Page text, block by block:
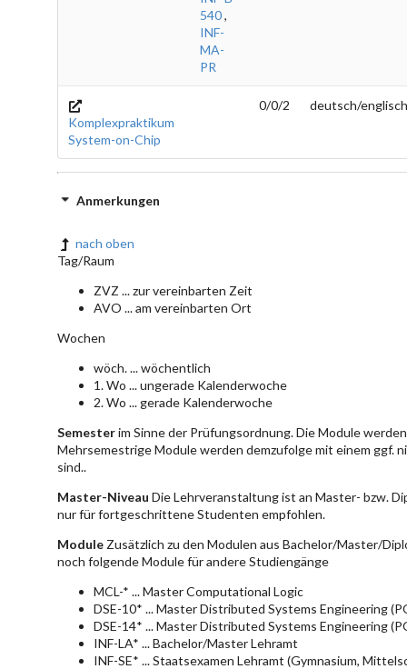
540,
INF-
MA-
PR
Komplexpraktikum
System-on-Chip
0/0/2 deutsch/englisch
Anmerkungen
nach oben
Tag/Raum
ZVZ ... zur vereinbarten Zeit
AVO ... am vereinbarten Ort
Wochen
wöch. ... wöchentlich
1. Wo ... ungerade Kalenderwoche
2. Wo ... gerade Kalenderwoche
Semesterim Sinne der Prüfungsordnung. Die Module
Mehrsemestrige Module werden demzufolge mit einem ggf.
sind..
Master-Niveau Die Lehrveranstaltung ist an Master- bzw.
nur für fortgeschrittene Studenten empfohlen.
Module Zusätzlich zu den Modulen aus Bachelor/Master/
noch folgende Module für andere Studiengänge
MCL-* ... Master Computational Logic
DSE-10* ... Master Distributed Systems Engineering
DSE-14* ... Master Distributed Systems Engineering
INF-LA* ... Bachelor/Master Lehramt
INF-SE* ... Staatsexamen Lehramt (Gymnasium,